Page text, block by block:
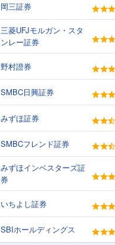
岡三証券
三菱UFJモルガン・スタ
ンレー証券
野村證券
SMBC日興証券
みずほ証券
SMBCフレンド証券
みずほインベスターズ証
券
いちよし証券
SBIホールディングス